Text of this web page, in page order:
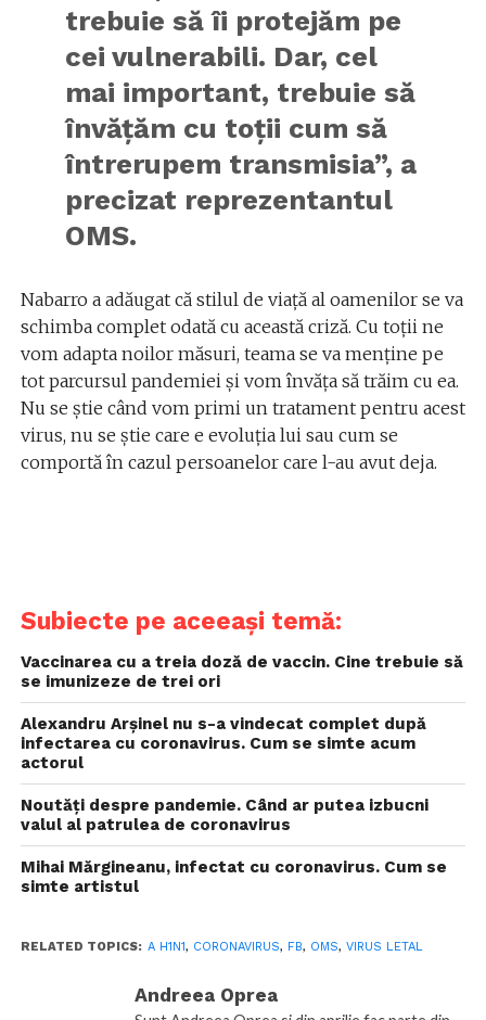
trebuie să îi protejăm pe
cei vulnerabili. Dar, cel
mai important, trebuie să
învăţăm cu toţii cum să
întrerupem transmisia”, a
precizat reprezentantul
OMS.
Nabarro a adăugat că stilul de viață al oamenilor se va
schimba complet odată cu această criză. Cu toții ne
vom adapta noilor măsuri, teama se va menține pe
tot parcursul pandemiei și vom învăța să trăim cu ea.
Nu se știe când vom primi un tratament pentru acest
virus, nu se știe care e evoluția lui sau cum se
comportă în cazul persoanelor care l-au avut deja.
Subiecte pe aceeași temă:
Vaccinarea cu a treia doză de vaccin. Cine trebuie să
se imunizeze de trei ori
Alexandru Arșinel nu s-a vindecat complet după
infectarea cu coronavirus. Cum se simte acum
actorul
Noutăți despre pandemie. Când ar putea izbucni
valul al patrulea de coronavirus
Mihai Mărgineanu, infectat cu coronavirus. Cum se
simte artistul
RELATED TOPICS: A H1N1, CORONAVIRUS, FB, OMS, VIRUS LETAL
Andreea Oprea